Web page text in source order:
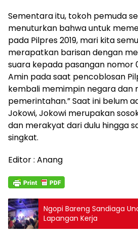
Sementara itu, tokoh pemuda
menuturkan bahwa untuk
pada Pilpres 2019, mari kita
merapatkan barisan dengan
suara kepada pasangan nomor
Amin pada saat pencoblosan
kembali memimpin negara dan
pemerintahan.” Saat ini belum
Jokowi, Jokowi merupakan
dan merakyat dari dulu hingga
singkat.
Editor : Anang
Ngopi Bareng Sandiaga
Lapangan Kerja